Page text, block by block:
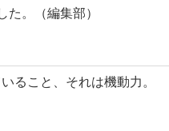
。（編集部）
ること、それは機動力。